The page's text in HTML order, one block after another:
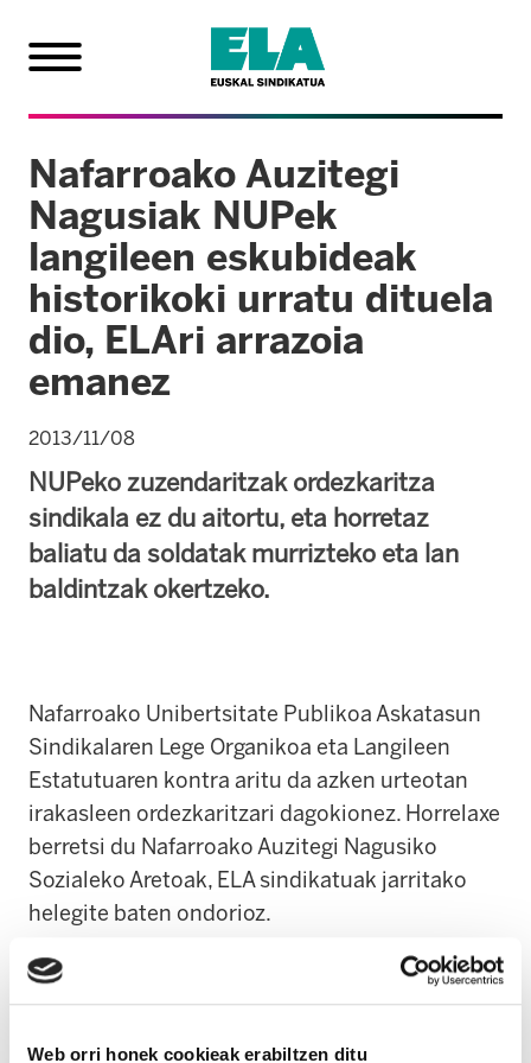
Web orri honek cookieak erabiltzen ditu
Nafarroako Auzitegi
Nagusiak NUPek
langileen eskubideak
historikoki urratu dituela
dio, ELAri arrazoia
emanez
2013/11/08
NUPeko zuzendaritzak ordezkaritza
sindikala ez du aitortu, eta horretaz
baliatu da soldatak murrizteko eta lan
baldintzak okertzeko.
Nafarroako Unibertsitate Publikoa Askatasun
Sindikalaren Lege Organikoa eta Langileen
Estatutuaren kontra aritu da azken urteotan
irakasleen ordezkaritzari dagokionez. Horrelaxe
berretsi du Nafarroako Auzitegi Nagusiko
Sozialeko Aretoak, ELA sindikatuak jarritako
helegite baten ondorioz.
Langileen Estatutuak eta baita Askatasun
Sindikalaren Lege Organikoak ere hilean
hainbat ordu finkatzen dituzte, langileen